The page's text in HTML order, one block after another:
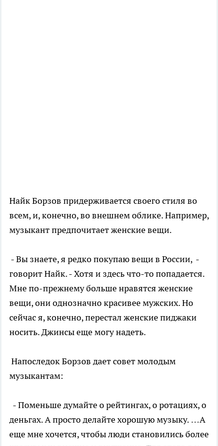
Найк Борзов придерживается своего стиля во
всем, и, конечно, во внешнем облике. Например,
музыкант предпочитает женские вещи.
- Вы знаете, я редко покупаю вещи в России, -
говорит Найк. - Хотя и здесь что-то попадается.
Мне по-прежнему больше нравятся женские
вещи, они однозначно красивее мужских. Но
сейчас я, конечно, перестал женские пиджаки
носить. Джинсы еще могу надеть.
Напоследок Борзов дает совет молодым
музыкантам:
- Поменьше думайте о рейтингах, о ротациях, о
деньгах. А просто делайте хорошую музыку. …А
еще мне хочется, чтобы люди становились более